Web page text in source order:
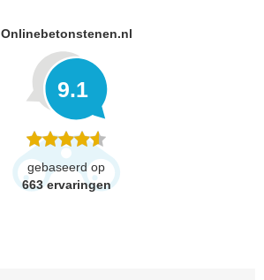
Onlinebetonstenen.nl
9.1
gebaseerd op
663 ervaringen